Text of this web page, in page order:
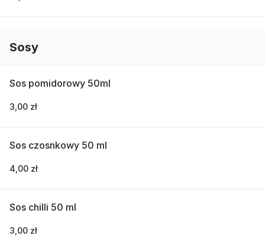
Sosy
Sos pomidorowy 50ml
3,00 zł
Sos czosnkowy 50 ml
4,00 zł
Sos chilli 50 ml
3,00 zł